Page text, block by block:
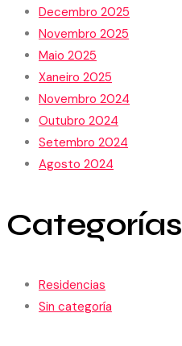
Decembro 2025
Novembro 2025
Maio 2025
Xaneiro 2025
Novembro 2024
Outubro 2024
Setembro 2024
Agosto 2024
Categorías
Residencias
Sin categoría